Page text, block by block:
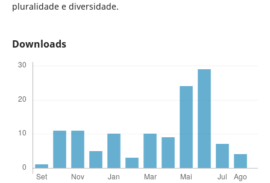
pluralidade e diversidade.
Downloads